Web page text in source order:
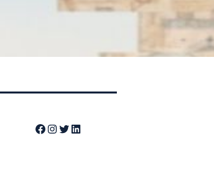
Facebook
Instagram
Twitter
LinkedIn